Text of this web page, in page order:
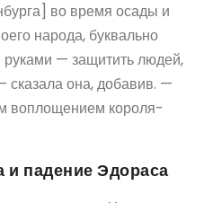
во время осады и
народа, буквально
— защитить людей,
сказала она, добавив. —
воплощением короля-
и падение Эдораса